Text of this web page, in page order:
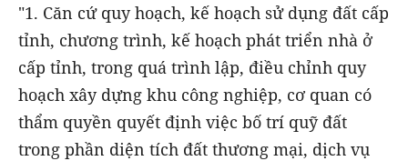
"1. Căn cứ quy hoạch, kế hoạch sử dụng đất cấp
tỉnh, chương trình, kế hoạch phát triển nhà ở
cấp tỉnh, trong quá trình lập, điều chỉnh quy
hoạch xây dựng khu công nghiệp, cơ quan có
thẩm quyền quyết định việc bố trí quỹ đất
trong phần diện tích đất thương mại, dịch vụ